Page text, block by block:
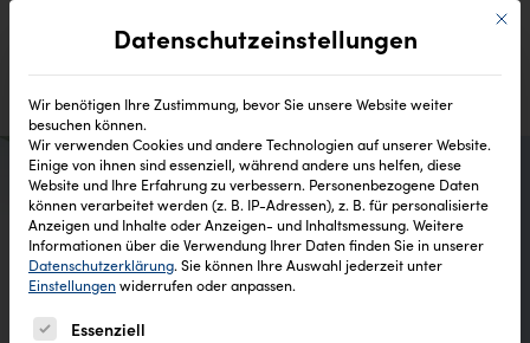
Teilnahmebedingungen
Gewinnspiel
Mit
Datenschutzeinstellungen
Wir benötigen Ihre Zustimmung, bevor Sie unsere Website weiter
besuchen können.
Wir verwenden Cookies und andere Technologien auf unserer Website.
Einige von ihnen sind essenziell, während andere uns helfen, diese
Website und Ihre Erfahrung zu verbessern. Personenbezogene Daten
können verarbeitet werden (z. B. IP-Adressen), z. B. für personalisierte
Anzeigen und Inhalte oder Anzeigen- und Inhaltsmessung. Weitere
Informationen über die Verwendung Ihrer Daten finden Sie in unserer
Datenschutzerklärung. Sie können Ihre Auswahl jederzeit unter
Einstellungenwiderrufen oder anpassen.
Es folgt eine Liste der Service-Gruppen, für die eine
Essenziell